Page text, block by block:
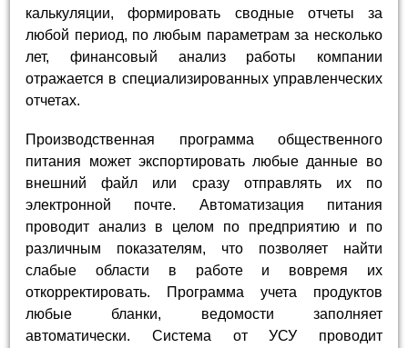
калькуляции, формировать сводные отчеты за
любой период, по любым параметрам за несколько
лет, финансовый анализ работы компании
отражается в специализированных управленческих
отчетах.
Производственная программа общественного
питания может экспортировать любые данные во
внешний файл или сразу отправлять их по
электронной почте. Автоматизация питания
проводит анализ в целом по предприятию и по
различным показателям, что позволяет найти
слабые области в работе и вовремя их
откорректировать. Программа учета продуктов
любые бланки, ведомости заполняет
автоматически. Система от УСУ проводит